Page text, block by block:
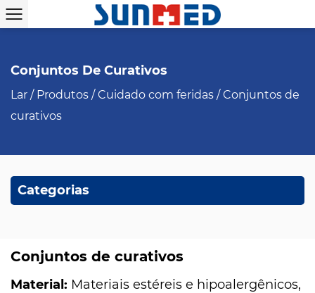
Conjuntos De Curativos
Lar / Produtos /Cuidado com feridas /Conjuntos de
curativos
Categorias
Conjuntos de curativos
Material: Materiais estéreis e hipoalergênicos,